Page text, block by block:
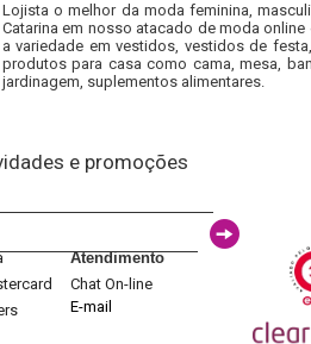
Lojista o melhor da moda feminina,
Catarina em nosso atacado de moda
a variedade em vestidos, vestidos de
produtos para casa como cama, mesa,
jardinagem, suplementos alimentares.
e promoções
Atendimento
Chat On-line
E-mail